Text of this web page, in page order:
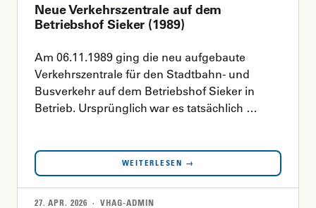
Neue Verkehrszentrale auf dem
Betriebshof Sieker (1989)
Am 06.11.1989 ging die neu aufgebaute
Verkehrszentrale für den Stadtbahn- und
Busverkehr auf dem Betriebshof Sieker in
Betrieb. Ursprünglich war es tatsächlich …
WEITERLESEN →
27. APR. 2026 · VHAG-ADMIN